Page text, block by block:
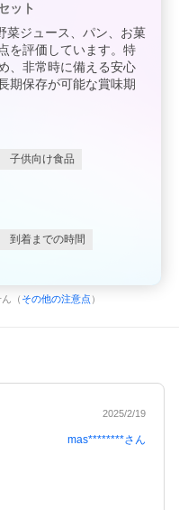
ット
菜ジュース、パン、お菓
を評価しています。特
、非常時に備える安心
期保存が可能な賞味期
子供向け食品
到着までの時間
（ その他の注意点 ）
2025/2/19
mas********さん